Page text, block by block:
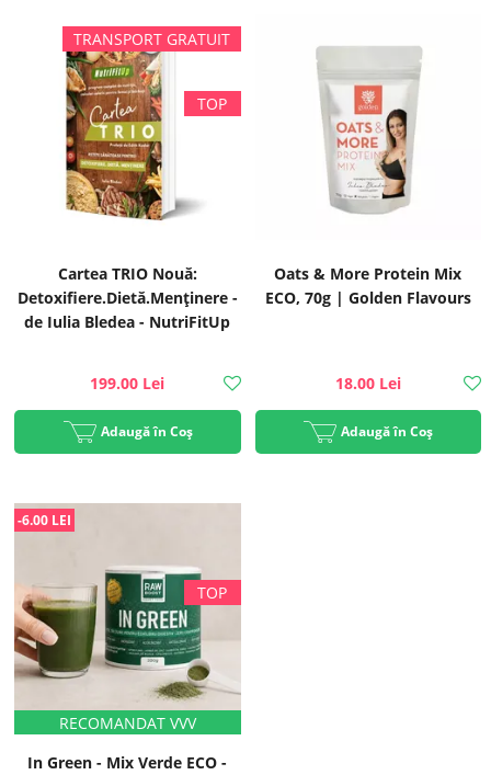
Cartea TRIO Nouă:
Detoxifiere.Dietă.Menținere -
de Iulia Bledea - NutriFitUp
199.00 Lei
Adaugă în Coș
Oats & More Protein Mix
ECO, 70g | Golden Flavours
18.00 Lei
Adaugă în Coș
In Green - Mix Verde ECO -
-6.00 LEI